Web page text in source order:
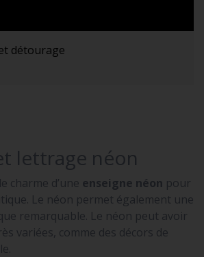
détourage
lettrage néon
charme d’une enseigne néon pour
Le néon permet également une
remarquable. Le néon peut avoir
variées, comme des décors de